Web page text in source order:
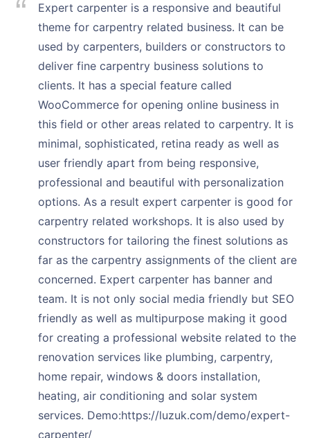
Expert carpenter is a responsive and beautiful
theme for carpentry related business. It can be
used by carpenters, builders or constructors to
deliver fine carpentry business solutions to
clients. It has a special feature called
WooCommerce for opening online business in
this field or other areas related to carpentry. It is
minimal, sophisticated, retina ready as well as
user friendly apart from being responsive,
professional and beautiful with personalization
options. As a result expert carpenter is good for
carpentry related workshops. It is also used by
constructors for tailoring the finest solutions as
far as the carpentry assignments of the client are
concerned. Expert carpenter has banner and
team. It is not only social media friendly but SEO
friendly as well as multipurpose making it good
for creating a professional website related to the
renovation services like plumbing, carpentry,
home repair, windows & doors installation,
heating, air conditioning and solar system
services. Demo:https://luzuk.com/demo/expert-
carpenter/